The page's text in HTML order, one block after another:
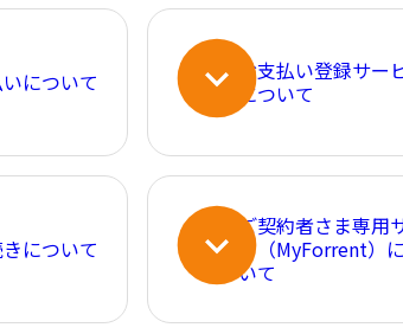
いについて
お支払い登録サー
について
きについて
ご契約者さま専用
ト（MyForrent）
いて